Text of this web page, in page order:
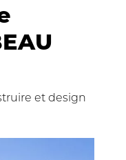
et design